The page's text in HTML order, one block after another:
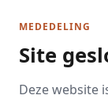
MEDEDELING
Site
Deze website